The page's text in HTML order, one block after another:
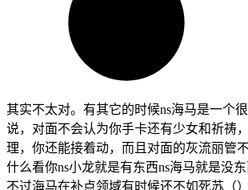
其实不太对。有其它的时候ns海马是一个
说，对面不会认为你手卡还有少女和祈祷
理，你还能接着动，而且对面的灰流丽管
什么看你ns小龙就是有东西ns海马就是没
不过海马在补点领域有时候还不如死苏（）